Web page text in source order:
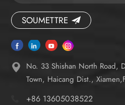
SOUMETTRE
No. 33 Shishan North Road,
Town, Haicang Dist.,
+86 13605038522